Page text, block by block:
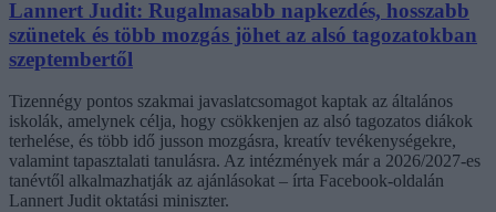
Lannert Judit: Rugalmasabb napkezdés, hosszabb
szünetek és több mozgás jöhet az alsó tagozatokban
szeptembertől
Tizennégy pontos szakmai javaslatcsomagot kaptak az általános
iskolák, amelynek célja, hogy csökkenjen az alsó tagozatos diákok
terhelése, és több idő jusson mozgásra, kreatív tevékenységekre,
valamint tapasztalati tanulásra. Az intézmények már a 2026/2027-es
tanévtől alkalmazhatják az ajánlásokat – írta Facebook-oldalán
Lannert Judit oktatási miniszter.